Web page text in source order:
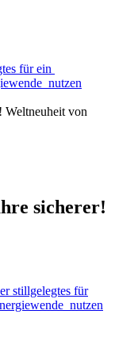
für ein
nutzen
Weltneuheit von
sicherer!
stillgelegtes für
nutzen